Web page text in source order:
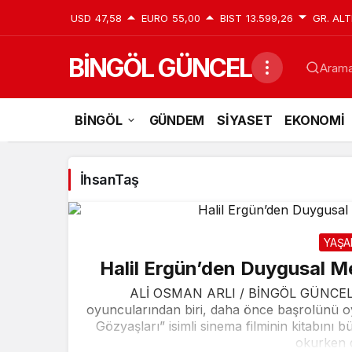
USD 47,58 EURO 55,00 BIST 13.599,26 GR.
BİNGÖL GÜNCEL
İhsanTaş
Haberleri
BİNGÖL GÜNDEM SİYASET EKONOMİ
İhsanTaş
Halil Ergün’den Duygusal
ALİ OSMAN ARLI / BİNGÖL
oyuncularından biri, daha önce başrolünü
Gözyaşları” isimli sinema filminin
okurken
AK Parti Bingöl İl Başkanı Seven: